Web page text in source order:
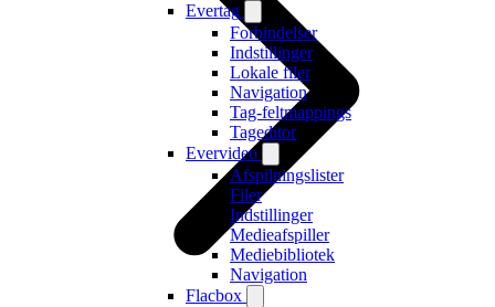
Evertag
Forbindelser
Indstillinger
Lokale filer
Navigation
Tag-feltmappings
Tageditor
Evervideo
Afspilningslister
Filer
Indstillinger
Medieafspiller
Mediebibliotek
Navigation
Flacbox